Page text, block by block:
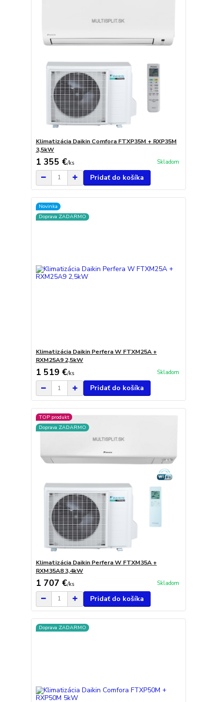
Klimatizácia Daikin Comfora FTXP35M + RXP35M
3,5kW
1 355 €/ks Skladom
Pridať do košíka
Novinka
Doprava ZADARMO
Klimatizácia Daikin Perfera W FTXM25A +
RXM25A9 2,5kW
1 519 €/ks Skladom
Pridať do košíka
TOP produkt
Doprava ZADARMO
Klimatizácia Daikin Perfera W FTXM35A +
RXM35A8 3,4kW
1 707 €/ks Skladom
Pridať do košíka
Doprava ZADARMO